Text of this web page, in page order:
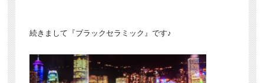
続きまして『ブラックセラミック』です♪